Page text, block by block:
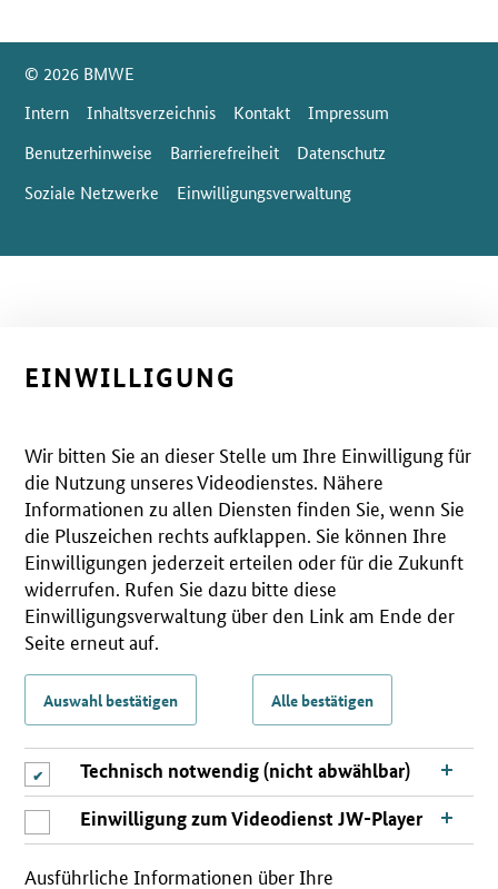
SrOnlyServicemenü
© 2026 BMWE
Intern
Inhaltsverzeichnis Kontakt
Impressum
Benutzerhinweise
Barrierefreiheit
Datenschutz
Soziale Netzwerke
Einwilligungsverwaltung
EINWILLIGUNG
Wir bitten Sie an dieser Stelle um Ihre Einwilligung für
die Nutzung unseres Videodienstes. Nähere
Informationen zu allen Diensten finden Sie, wenn Sie
die Pluszeichen rechts aufklappen. Sie können Ihre
Einwilligungen jederzeit erteilen oder für die Zukunft
widerrufen. Rufen Sie dazu bitte diese
Einwilligungsverwaltung über den Link am Ende der
Seite erneut auf.
Auswahl bestätigen Alle bestätigen
Technisch notwendig (nicht abwählbar)
Einwilligung zum Videodienst JW-Player
Ausführliche Informationen über Ihre